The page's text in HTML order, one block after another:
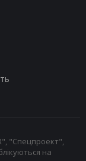
"Спецпроект",
на